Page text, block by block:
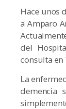
Hace unos
a Amparo
del
consulta en
La
demencia